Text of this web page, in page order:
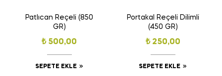
Patlıcan Reçeli (850
GR)
₺500,00
SEPETE EKLE
Portakal Reçeli Dilimli
(450 GR)
₺250,00
SEPETE EKLE